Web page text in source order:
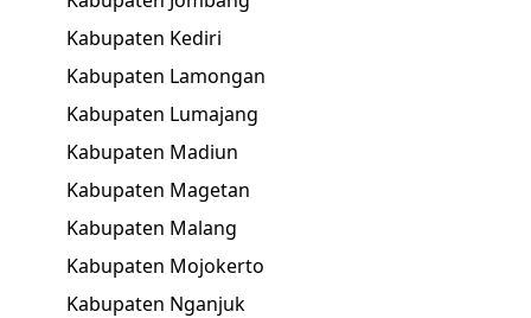
Kabupaten Kediri
Kabupaten Lamongan
Kabupaten Lumajang
Kabupaten Madiun
Kabupaten Magetan
Kabupaten Malang
Kabupaten Mojokerto
Kabupaten Nganjuk